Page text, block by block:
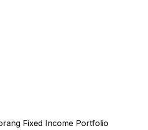
Fixed Income Portfolio